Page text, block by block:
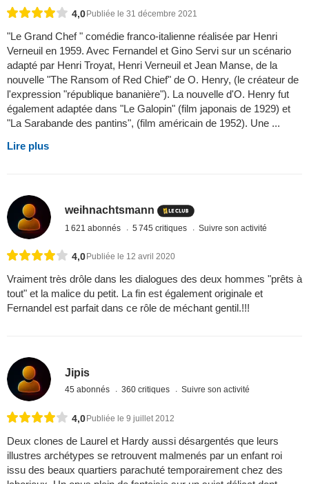
4,0Publiée le 31 décembre 2021
"Le Grand Chef " comédie franco-italienne réalisée par Henri
Verneuil en 1959. Avec Fernandel et Gino Servi sur un scénario
adapté par Henri Troyat, Henri Verneuil et Jean Manse, de la
nouvelle "The Ransom of Red Chief" de O. Henry, (le créateur de
l'expression "république bananière"). La nouvelle d'O. Henry fut
également adaptée dans "Le Galopin" (film japonais de 1929) et
"La Sarabande des pantins", (film américain de 1952). Une ...
Lire plus
weihnachtsmann
1 621 abonnés 5 745 critiques Suivre son activité
4,0Publiée le 12 avril 2020
Vraiment très drôle dans les dialogues des deux hommes "prêts à
tout" et la malice du petit. La fin est également originale et
Fernandel est parfait dans ce rôle de méchant gentil.!!!
Jipis
45 abonnés 360 critiques Suivre son activité
4,0 Publiée le 9 juillet 2012
Deux clones de Laurel et Hardy aussi désargentés que leurs
illustres archétypes se retrouvent malmenés par un enfant roi
issu des beaux quartiers parachuté temporairement chez des